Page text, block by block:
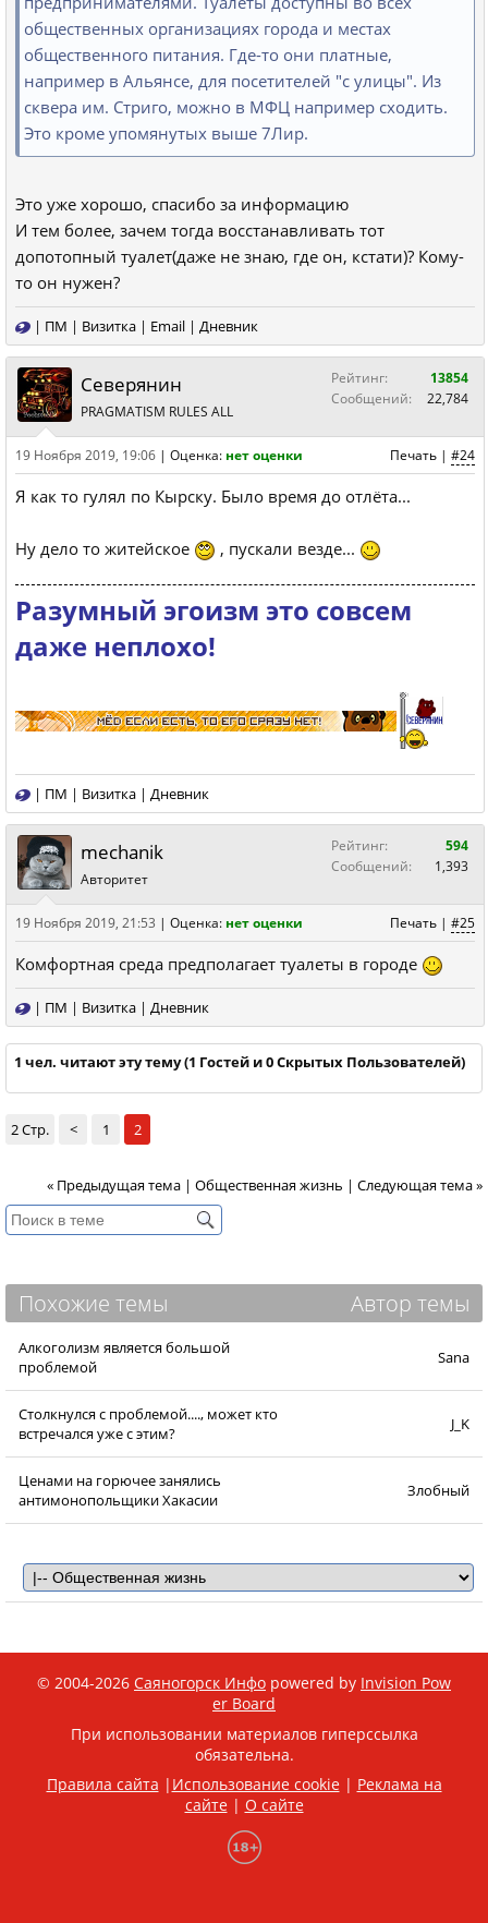
общественных организациях города и местах
общественного питания. Где-то они платные,
например в Альянсе, для посетителей "с улицы". Из
сквера им. Стриго, можно в МФЦ например сходить.
Это кроме упомянутых выше 7Лир.
Это уже хорошо, спасибо за информацию
И тем более, зачем тогда восстанавливать тот
допотопный туалет(даже не знаю, где он, кстати)? Кому-
то он нужен?
| ПМ | Визитка | Email | Дневник
Северянин
PRAGMATISM RULES ALL
Рейтинг:
13854
Сообщений:
22,784
Печать | #24
19 Ноября 2019, 19:06 | Оценка: нет оценки
Я как то гулял по Кырску. Было время до отлёта...
Ну дело то житейское , пускали везде...
Разумный эгоизм это совсем
даже неплохо!
| ПМ | Визитка | Дневник
mechanik
Авторитет
Рейтинг:
594
Сообщений:
1,393
Печать | #25
19 Ноября 2019, 21:53 | Оценка: нет оценки
Комфортная среда предполагает туалеты в городе
| ПМ | Визитка | Дневник
1 чел. читают эту тему (1 Гостей и 0 Скрытых Пользователей)
2 Стр. < 1 2
« Предыдущая тема | Общественная жизнь | Следующая тема »
Похожие темы Автор темы
Алкоголизм является большой
проблемой
Sana
Столкнулся с проблемой...., может кто
встречался уже с этим?
J_K
Ценами на горючее занялись
антимонопольщики Хакасии
Злобный
© 2004-2026 Саяногорск Инфо powered by Invision Pow
er Board
При использовании материалов гиперссылка
обязательна.
Правила сайта | Использование cookie| Реклама на
сайте| О сайте